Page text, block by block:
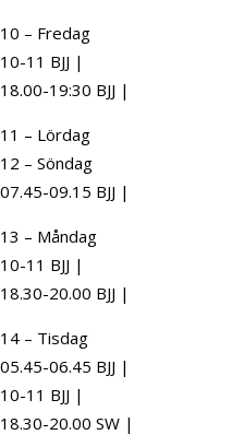
10 – Fredag
10-11 BJJ |
18.00-19:30 BJJ |
11 – Lördag
12 – Söndag
07.45-09.15 BJJ |
13 – Måndag
10-11 BJJ |
18.30-20.00 BJJ |
14 – Tisdag
05.45-06.45 BJJ |
10-11 BJJ |
18.30-20.00 SW |